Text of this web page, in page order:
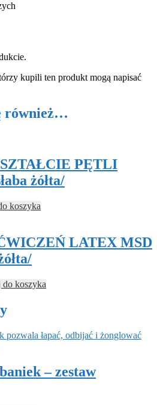
kupili ten produkt mogą napisać
również…
PĘTLI
żółta/
koszyka
LATEX MSD
do koszyka
– zestaw